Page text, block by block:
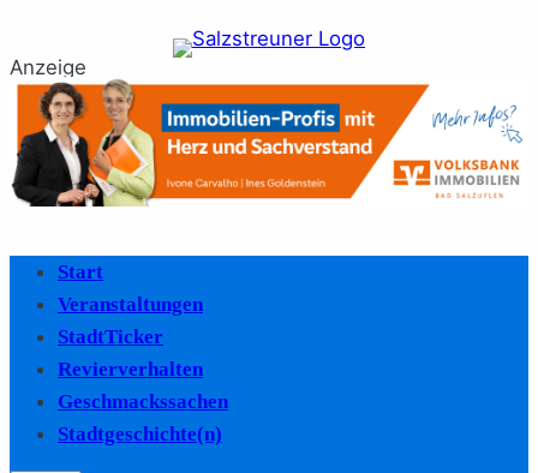
Anzeige
Start
Veranstaltungen
StadtTicker
Revierverhalten
Geschmackssachen
Stadtgeschichte(n)